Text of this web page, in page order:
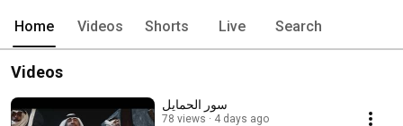
Home Videos Shorts Live Search
Videos
سور الحمايل
78 views 4 days ago